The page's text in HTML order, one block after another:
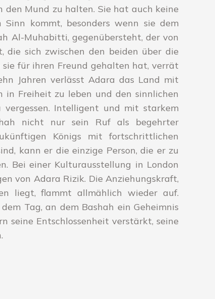
den Mund zu halten. Sie hat auch keine
kommt, besonders wenn sie dem
Al-Muhabitti, gegenübersteht, der von
die sich zwischen den beiden über die
für ihren Freund gehalten hat, verrät
Jahren verlässt Adara das Land mit
in Freiheit zu leben und den sinnlichen
Intelligent und mit starkem
nicht nur sein Ruf als begehrter
Königs mit fortschrittlichen
kann er die einzige Person, die er zu
Bei einer Kulturausstellung in London
von Adara Rizik. Die Anziehungskraft,
liegt, flammt allmählich wieder auf.
Tag, an dem Bashah ein Geheimnis
seine Entschlossenheit verstärkt, seine